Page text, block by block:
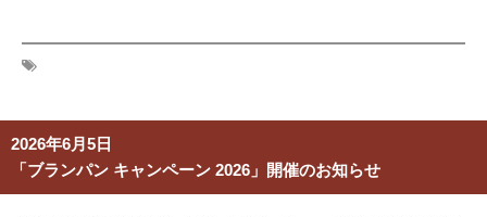
2026年6月5日
「ブランパン キャンペーン 2026」開催のお知らせ